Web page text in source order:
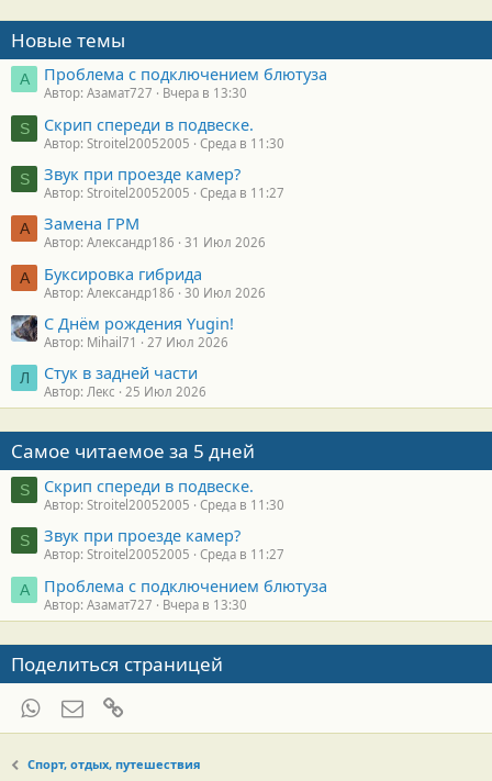
Новые темы
А Проблема с подключением блютуза
Автор: Азамат727 Вчера в 13:30
S Скрип спереди в подвеске.
Автор: Stroitel20052005 Среда в 11:30
S Звук при проезде камер?
Автор: Stroitel20052005 Среда в 11:27
А Замена ГРМ
Автор: Александр186 31 Июл 2026
А Буксировка гибрида
Автор: Александр186 30 Июл 2026
С Днём рождения Yugin!
Автор: Mihail71 27 Июл 2026
Л Стук в задней части
Автор: Лекс 25 Июл 2026
Самое читаемое за 5 дней
S Скрип спереди в подвеске.
Автор: Stroitel20052005 Среда в 11:30
S Звук при проезде камер?
Автор: Stroitel20052005 Среда в 11:27
А Проблема с подключением блютуза
Автор: Азамат727 Вчера в 13:30
Поделиться страницей
WhatsAppЭлектронная почта
Спорт, отдых, путешествия